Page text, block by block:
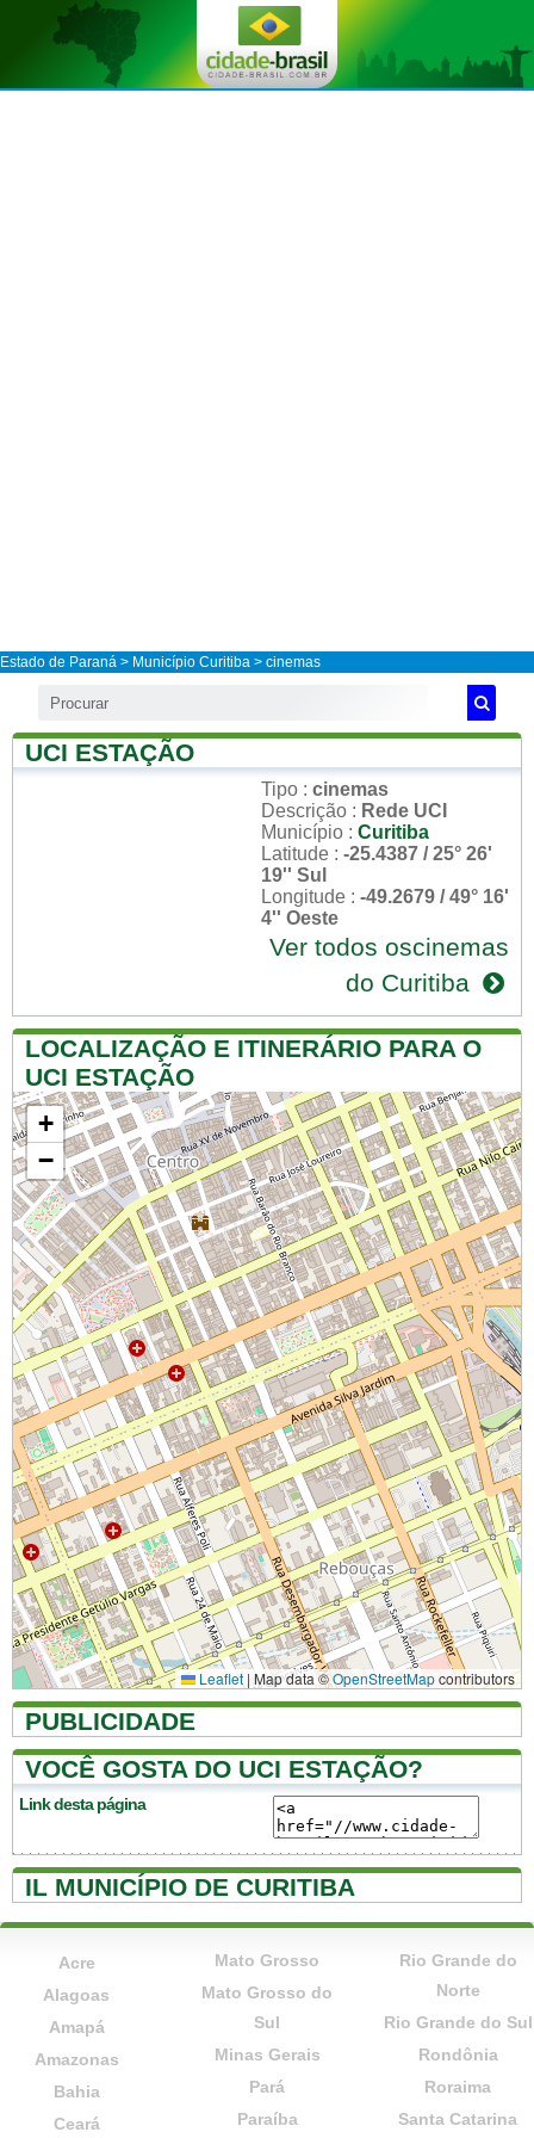
Estado de Paraná > Município Curitiba > cinemas
UCI ESTAÇÃO
Tipo : cinemas
Descrição : Rede UCI
Município : Curitiba
Latitude : -25.4387 / 25° 26'
19'' Sul
Longitude : -49.2679 / 49° 16'
4'' Oeste
Ver todos oscinemas
do Curitiba
LOCALIZAÇÃO E ITINERÁRIO PARA O
UCI ESTAÇÃO
+
−
Leaflet | Map data ©OpenStreetMapcontributors
PUBLICIDADE
VOCÊ GOSTA DO UCI ESTAÇÃO?
Link desta página
IL MUNICÍPIO DE CURITIBA
Acre
Alagoas
Amapá
Amazonas
Bahia
Ceará
Mato Grosso
Mato Grosso do
Sul
Minas Gerais
Pará
Paraíba
Rio Grande do
Norte
Rio Grande do Sul
Rondônia
Roraima
Santa Catarina